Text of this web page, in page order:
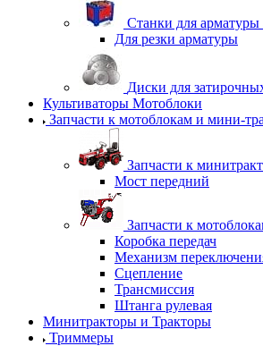
Станки для арматуры
Для резки арматуры
Диски для
Культиваторы Мотоблоки
Запчасти к мотоблокам и мини-
Запчасти к
Мост передний
Запчасти к
Коробка передач
Механизм
Сцепление
Трансмиссия
Штанга рулевая
Минитракторы и Тракторы
Триммеры